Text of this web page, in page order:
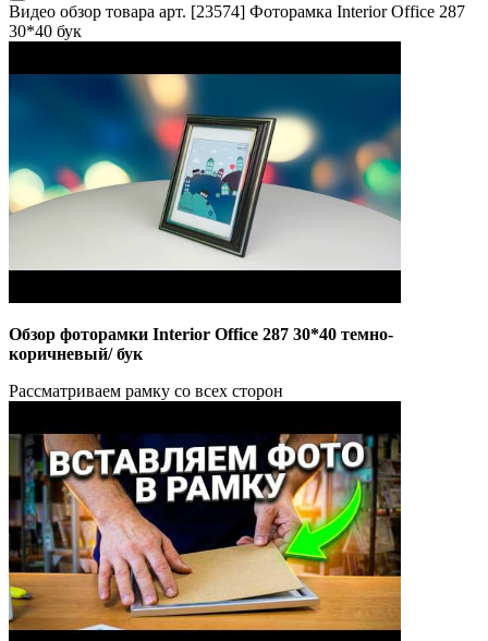
Видео обзор товара арт. [23574] Фоторамка Interior Office 287
30*40 бук
Обзор фоторамки Interior Office 287 30*40 темно-
коричневый/ бук
Рассматриваем рамку со всех сторон